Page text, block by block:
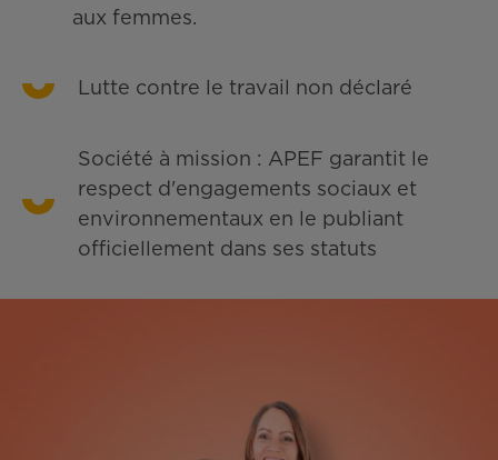
aux femmes.
Lutte contre le travail non déclaré
Société à mission : APEF garantit le
respect d'engagements sociaux et
environnementaux en le publiant
officiellement dans ses statuts